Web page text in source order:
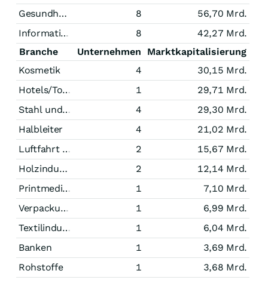
Gesundheitswesen
8
56,70 Mrd.
Informationstechnologie
8
42,27 Mrd.
Branche
Unternehmen
Marktkapitalisierung
Kosmetik
4
30,15 Mrd.
Hotels/Tourismus
1
29,71 Mrd.
Stahl und Bergbau
4
29,30 Mrd.
Halbleiter
4
21,02 Mrd.
Luftfahrt und Raumfahrt
2
15,67 Mrd.
Holzindustrie
2
12,14 Mrd.
Printmedien
1
7,10 Mrd.
Verpackungsindustrie
1
6,99 Mrd.
Textilindustrie
1
6,04 Mrd.
Banken
1
3,69 Mrd.
Rohstoffe
1 3,68 Mrd.